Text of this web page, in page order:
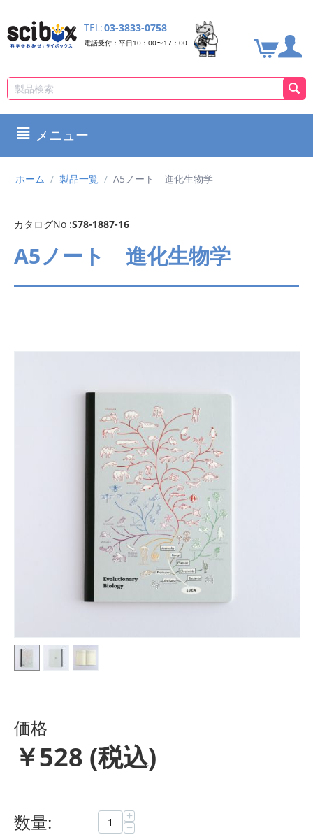
TEL:03-3833-0758
電話受付：平日10：00〜17：00
メニュー
ホーム / 製品一覧 / A5ノート 進化生物学
カタログNo :S78-1887-16
A5ノート 進化生物学
価格
￥528 (税込)
数量: +
−